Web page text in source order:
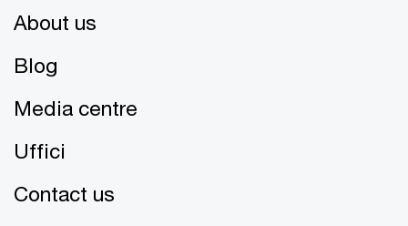
About us
Blog
Media centre
Uffici
Contact us